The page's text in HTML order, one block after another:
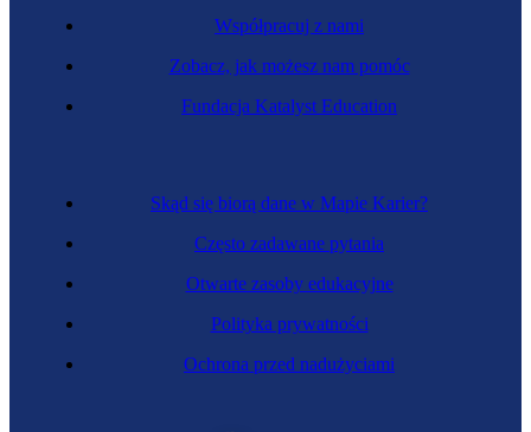
Skąd się biorą dane w Mapie Karier?
Często zadawane pytania
Otwarte zasoby edukacyjne
Polityka prywatności
Ochrona przed nadużyciami
Współpracuj z nami
Zobacz, jak możesz nam pomóc
Fundacja Katalyst Education